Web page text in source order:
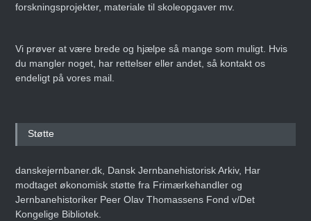
forskningsprojekter, materiale til skoleopgaver mv.
Vi prøver at være brede og hjælpe så mange som muligt. Hvis
du mangler noget, har rettelser eller andet, så kontakt os
endeligt på vores mail.
Støtte
danskejernbaner.dk, Dansk Jernbanehistorisk Arkiv, Har
modtaget økonomisk støtte fra Frimærkehandler og
Jernbanehistoriker Peer Olav Thomassens Fond v/Det
Kongelige Bibliotek.